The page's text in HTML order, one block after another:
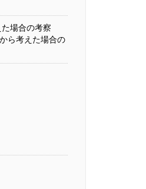
場合の考察
ら考えた場合の